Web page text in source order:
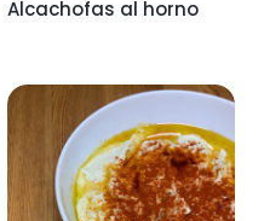
Alcachofas al horno